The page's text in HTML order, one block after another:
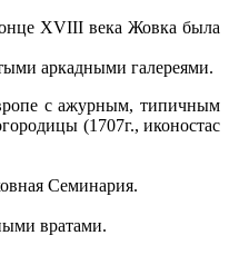
XVIII века Жовка была
аркадными галереями.
с ажурным, типичным
(1707г., иконостас
Семинария.
вратами.